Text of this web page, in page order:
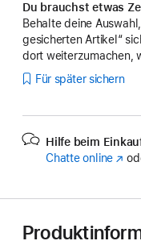
Du brauchst etwas
Behalte deine
gesicherten Artikel“
dort weiterzumachen,
Für später sichern
Hilfe beim
Chatte online